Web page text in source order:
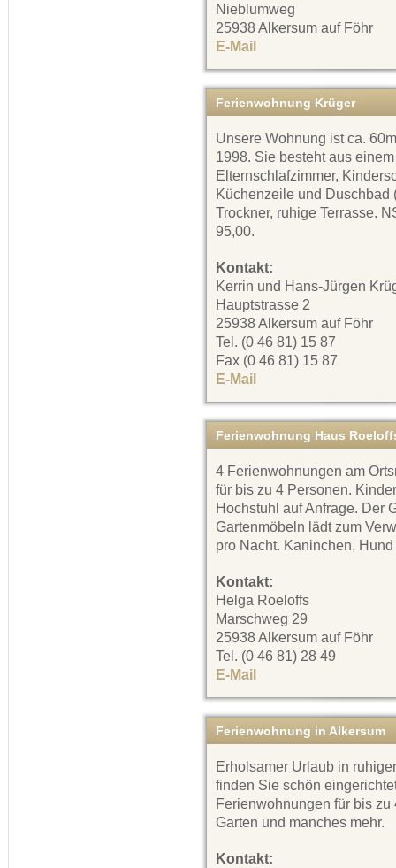
Nieblumweg
25938 Alkersum auf Föhr
E-Mail
Ferienwohnung Krüger
Unsere Wohnung ist ca.
1998. Sie besteht aus einem
Elternschlafzimmer,
Küchenzeile und Duschbad
Trockner, ruhige Terrasse.
95,00.
Kontakt:
Kerrin und Hans-Jürgen
Hauptstrasse 2
25938 Alkersum auf Föhr
Tel. (0 46 81) 15 87
Fax (0 46 81) 15 87
E-Mail
Ferienwohnung Haus
4 Ferienwohnungen am
für bis zu 4 Personen.
Hochstuhl auf Anfrage. Der
Gartenmöbeln lädt zum
pro Nacht. Kaninchen,
Kontakt:
Helga Roeloffs
Marschweg 29
25938 Alkersum auf Föhr
Tel. (0 46 81) 28 49
E-Mail
Ferienwohnung in Alkersum
Erholsamer Urlaub in
finden Sie schön
Ferienwohnungen für bis
Garten und manches mehr.
Kontakt: